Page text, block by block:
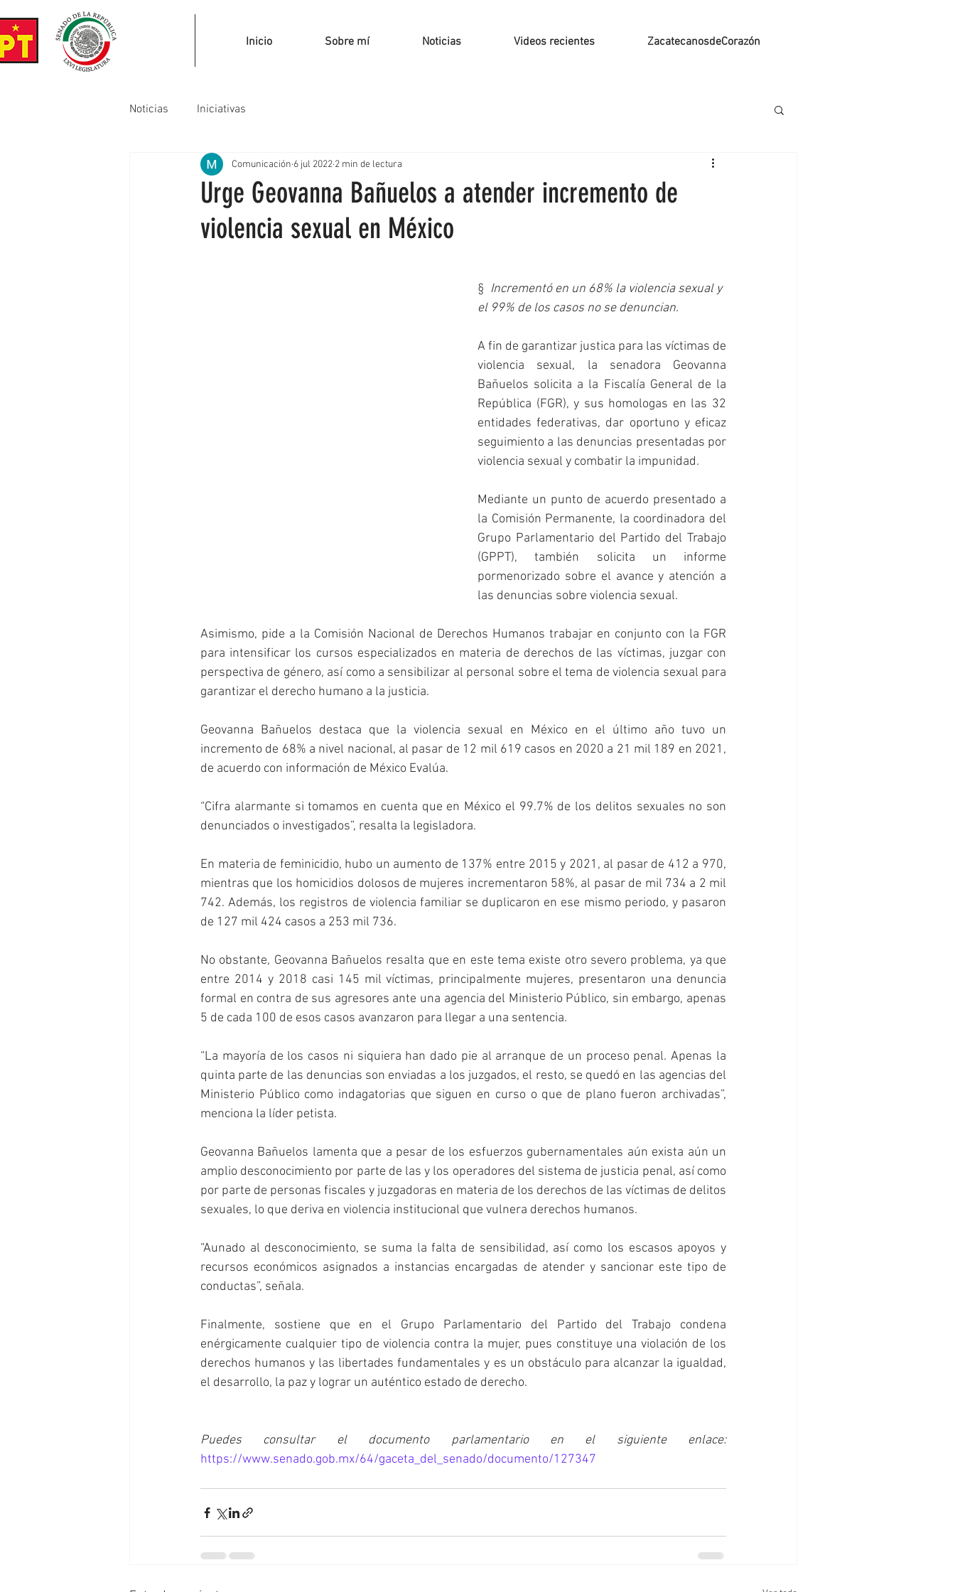
Inicio Sobre mí Noticias Videos recientes ZacatecanosdeCorazón
Noticias Iniciativas
Urge Geovanna Bañuelos a atender incremento de
violencia sexual en México
Comunicación 6 jul 2022 2 min de lectura
§ Incrementó en un 68% la violencia sexual y
el 99% de los casos no se denuncian.
A fin de garantizar justica para las víctimas de
violencia sexual, la senadora Geovanna
Bañuelos solicita a la Fiscalía General de la
República (FGR), y sus homologas en las 32
entidades federativas, dar oportuno y eficaz
seguimiento a las denuncias presentadas por
violencia sexual y combatir la impunidad.
Mediante un punto de acuerdo presentado a
la Comisión Permanente, la coordinadora del
Grupo Parlamentario del Partido del Trabajo
(GPPT), también solicita un informe
pormenorizado sobre el avance y atención a
las denuncias sobre violencia sexual.
Asimismo, pide a la Comisión Nacional de Derechos Humanos trabajar en conjunto con la FGR
para intensificar los cursos especializados en materia de derechos de las víctimas, juzgar con
perspectiva de género, así como a sensibilizar al personal sobre el tema de violencia sexual para
garantizar el derecho humano a la justicia.
Geovanna Bañuelos destaca que la violencia sexual en México en el último año tuvo un
incremento de 68% a nivel nacional, al pasar de 12 mil 619 casos en 2020 a 21 mil 189 en 2021,
de acuerdo con información de México Evalúa.
“Cifra alarmante si tomamos en cuenta que en México el 99.7% de los delitos sexuales no son
denunciados o investigados”, resalta la legisladora.
En materia de feminicidio, hubo un aumento de 137% entre 2015 y 2021, al pasar de 412 a 970,
mientras que los homicidios dolosos de mujeres incrementaron 58%, al pasar de mil 734 a 2 mil
742. Además, los registros de violencia familiar se duplicaron en ese mismo periodo, y pasaron
de 127 mil 424 casos a 253 mil 736.
No obstante, Geovanna Bañuelos resalta que en este tema existe otro severo problema, ya que
entre 2014 y 2018 casi 145 mil víctimas, principalmente mujeres, presentaron una denuncia
formal en contra de sus agresores ante una agencia del Ministerio Público, sin embargo, apenas
5 de cada 100 de esos casos avanzaron para llegar a una sentencia.
“La mayoría de los casos ni siquiera han dado pie al arranque de un proceso penal. Apenas la
quinta parte de las denuncias son enviadas a los juzgados, el resto, se quedó en las agencias del
Ministerio Público como indagatorias que siguen en curso o que de plano fueron archivadas”,
menciona la líder petista.
Geovanna Bañuelos lamenta que a pesar de los esfuerzos gubernamentales aún exista aún un
amplio desconocimiento por parte de las y los operadores del sistema de justicia penal, así como
por parte de personas fiscales y juzgadoras en materia de los derechos de las víctimas de delitos
sexuales, lo que deriva en violencia institucional que vulnera derechos humanos.
“Aunado al desconocimiento, se suma la falta de sensibilidad, así como los escasos apoyos y
recursos económicos asignados a instancias encargadas de atender y sancionar este tipo de
conductas”, señala.
Finalmente, sostiene que en el Grupo Parlamentario del Partido del Trabajo condena
enérgicamente cualquier tipo de violencia contra la mujer, pues constituye una violación de los
derechos humanos y las libertades fundamentales y es un obstáculo para alcanzar la igualdad,
el desarrollo, la paz y lograr un auténtico estado de derecho.
Puedes consultar el documento parlamentario en el siguiente enlace:
https://www.senado.gob.mx/64/gaceta_del_senado/documento/127347